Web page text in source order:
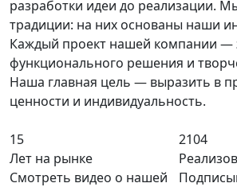
разработки идеи до реализации.
традиции: на них основаны наши
Каждый проект нашей компании —
функционального решения и
Наша главная цель — выразить в
ценности и индивидуальность.
15
Лет на рынке
2104
Смотреть видео о нашей